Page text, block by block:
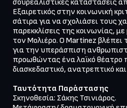
σουρεαλιστικές καταστάσεις
Εξαιρετικός στην κοινωνική
σάτιρα για να σχολιάσει τους
παρεκκλίσεις της κοινωνίας,
τον Μολιέρο. Ο Martinez
για την υπεράσπιση
προωθώντας ένα λαϊκό θέατρο
διασκεδαστικό, ανατρεπτικό
Ταυτότητα Παράστασης
Σκηνοθεσία: Σάκης Τσινιάρος.